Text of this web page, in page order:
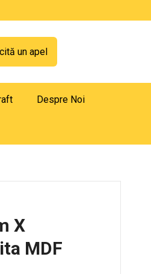
un apel
Despre Noi
X
MDF